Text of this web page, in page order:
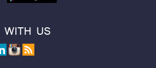
WITH US